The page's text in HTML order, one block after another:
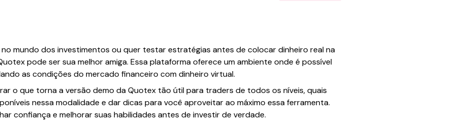
mundo dos investimentos ou quer testar estratégias antes de colocar dinheiro real na
pode ser sua melhor amiga. Essa plataforma oferece um ambiente onde é possível
as condições do mercado financeiro com dinheiro virtual.
o que torna a versão demo da Quotex tão útil para traders de todos os níveis, quais
nessa modalidade e dar dicas para você aproveitar ao máximo essa ferramenta.
confiança e melhorar suas habilidades antes de investir de verdade.